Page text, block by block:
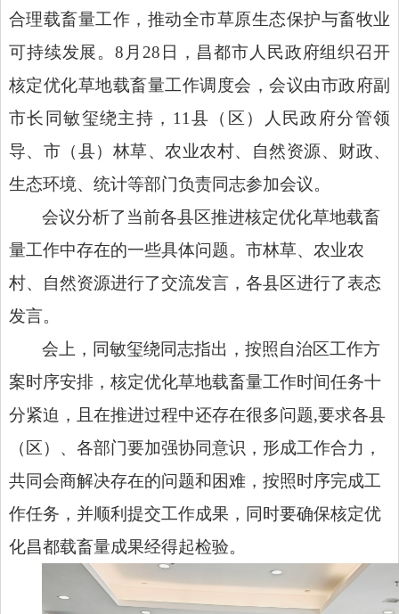
合理载畜量工作，推动全市草原生态保护与畜牧业
可持续发展。8月28日，昌都市人民政府组织召开
核定优化草地载畜量工作调度会，会议由市政府副
市长同敏玺绕主持，11县（区）人民政府分管领
导、市（县）林草、农业农村、自然资源、财政、
生态环境、统计等部门负责同志参加会议。
会议分析了当前各县区推进核定优化草地载畜
量工作中存在的一些具体问题。市林草、农业农
村、自然资源进行了交流发言，各县区进行了表态
发言。
会上，同敏玺绕同志指出，按照自治区工作方
案时序安排，核定优化草地载畜量工作时间任务十
分紧迫，且在推进过程中还存在很多问题,要求各县
（区）、各部门要加强协同意识，形成工作合力，
共同会商解决存在的问题和困难，按照时序完成工
作任务，并顺利提交工作成果，同时要确保核定优
化昌都载畜量成果经得起检验。